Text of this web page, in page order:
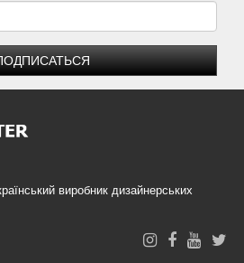
виробник дизайнерських